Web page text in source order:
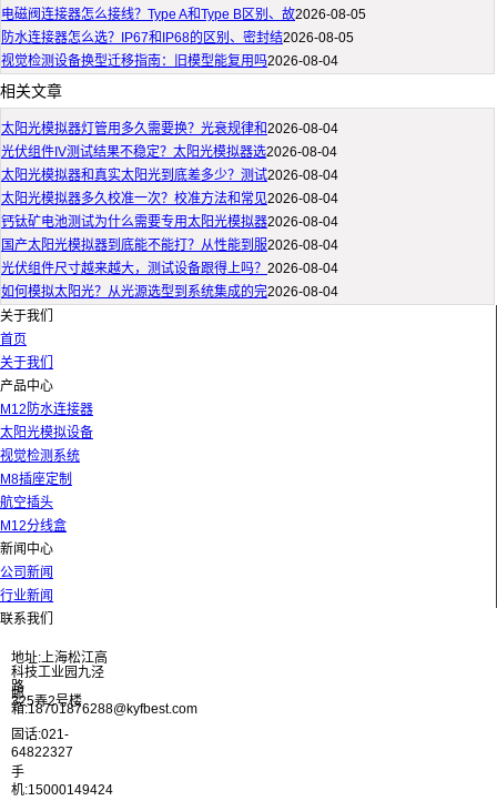
电磁阀连接器怎么接线？Type A和Type B区别、故2026-08-05
防水连接器怎么选？IP67和IP68的区别、密封结2026-08-05
视觉检测设备换型迁移指南：旧模型能复用吗2026-08-04
相关文章
太阳光模拟器灯管用多久需要换？光衰规律和2026-08-04
光伏组件IV测试结果不稳定？太阳光模拟器选2026-08-04
太阳光模拟器和真实太阳光到底差多少？测试2026-08-04
太阳光模拟器多久校准一次？校准方法和常见2026-08-04
钙钛矿电池测试为什么需要专用太阳光模拟器2026-08-04
国产太阳光模拟器到底能不能打？从性能到服2026-08-04
光伏组件尺寸越来越大，测试设备跟得上吗？ 2026-08-04
如何模拟太阳光？从光源选型到系统集成的完2026-08-04
关于我们
首页
关于我们
产品中心
M12防水连接器
太阳光模拟设备
视觉检测系统
M8插座定制
航空插头
M12分线盒
新闻中心
公司新闻
行业新闻
联系我们
地址:上海松江高
科技工业园九泾
路
325弄2号楼
邮
箱:18701876288@kyfbest.com
固话:021-
64822327
手
机:15000149424